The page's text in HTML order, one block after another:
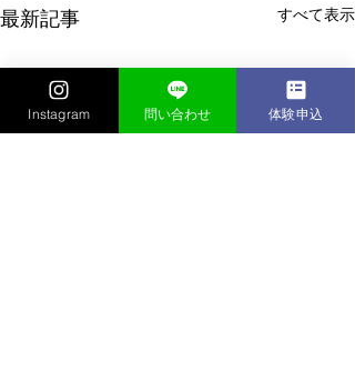
最新記事 すべて表示
Instagram 問い合わせ 体験申込